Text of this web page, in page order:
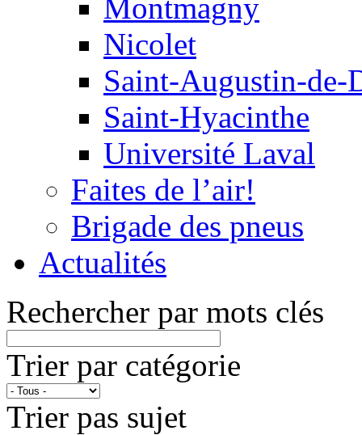
Montmagny
Nicolet
Saint-Augustin-de-
Saint-Hyacinthe
Université Laval
Faites de l’air!
Brigade des pneus
Actualités
Rechercher par mots clés
Trier par catégorie
Trier pas sujet